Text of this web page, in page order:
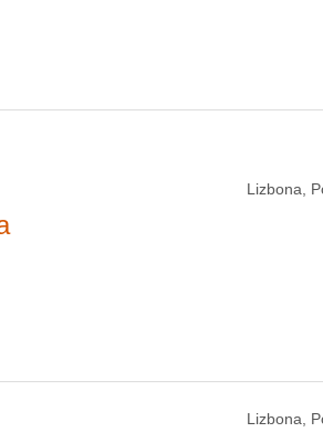
Lizbona,
Lizbona,